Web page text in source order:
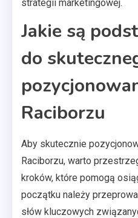
strategii marketingowej.
Jakie są
do
Raciborzu
Aby skutecznie
Raciborzu, warto
kroków, które pomogą
początku należy
słów kluczowych